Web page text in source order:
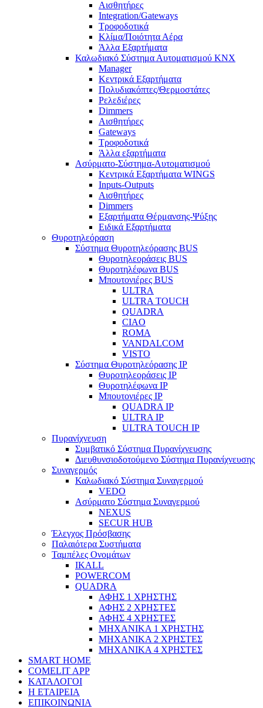
Αισθητήρες
Integration/Gateways
Τροφοδοτικά
Κλίμα/Ποιότητα Αέρα
Άλλα Εξαρτήματα
Καλωδιακό Σύστημα Αυτοματισμού KNX
Manager
Κεντρικά Εξαρτήματα
Πολυδιακόπτες/Θερμοστάτες
Ρελεδιέρες
Dimmers
Αισθητήρες
Gateways
Τροφοδοτικά
Άλλα εξαρτήματα
Ασύρματο-Σύστημα-Αυτοματισμού
Κεντρικά Εξαρτήματα WINGS
Inputs-Outputs
Αισθητήρες
Dimmers
Εξαρτήματα Θέρμανσης-Ψύξης
Ειδικά Εξαρτήματα
Θυροτηλεόραση
Σύστημα Θυροτηλεόρασης BUS
Θυροτηλεοράσεις BUS
Θυροτηλέφωνα BUS
Μπουτονιέρες BUS
ULTRA
ULTRA TOUCH
QUADRA
CIAO
ROMA
VANDALCOM
VISTO
Σύστημα Θυροτηλεόρασης IP
Θυροτηλεοράσεις IP
Θυροτηλέφωνα IP
Μπουτονιέρες IP
QUADRA IP
ULTRA IP
ULTRA TOUCH IP
Πυρανίχνευση
Συμβατικό Σύστημα Πυρανίχνευσης
Διευθυνσιοδοτούμενο Σύστημα Πυρανίχνευσης
Συναγερμός
Καλωδιακό Σύστημα Συναγερμού
VEDO
Ασύρματο Σύστημα Συναγερμού
NEXUS
SECUR HUB
Έλεγχος Πρόσβασης
Παλαιότερα Συστήματα
Ταμπέλες Ονομάτων
IKALL
POWERCOM
QUADRA
ΑΦΗΣ 1 ΧΡΗΣΤΗΣ
ΑΦΗΣ 2 ΧΡΗΣΤΕΣ
ΑΦΗΣ 4 ΧΡΗΣΤΕΣ
ΜΗΧΑΝΙΚΑ 1 ΧΡΗΣΤΗΣ
ΜΗΧΑΝΙΚΑ 2 ΧΡΗΣΤΕΣ
ΜΗΧΑΝΙΚΑ 4 ΧΡΗΣΤΕΣ
SMART HOME
COMELIT APP
ΚΑΤΑΛΟΓΟΙ
Η ΕΤΑΙΡΕΙΑ
ΕΠΙΚΟΙΝΩΝΙΑ